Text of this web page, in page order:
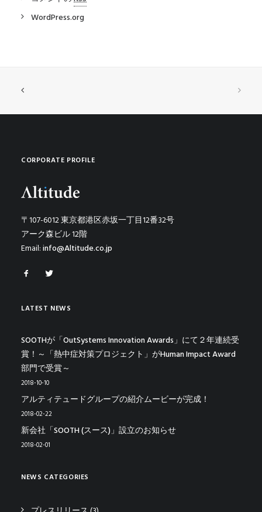
WordPress.org
CORPORATE PROFILE
〒107-6012 東京都港区赤坂一丁目12番32号
アーク森ビル 12階
Email:info@Altitude.co.jp
LATEST NEWS
SOOTHが「OutSystems Innovation Awards」にて２年連続受
賞！～「熱中症対策プロジェクト」がHuman Impact Award
部門で受賞～
2018-10-10
アルティテュードグループの紹介ムービーが完成！
2018-02-22
新会社「SOOTH (スース)」設立のお知らせ
2018-02-01
NEWS CATEGORIES